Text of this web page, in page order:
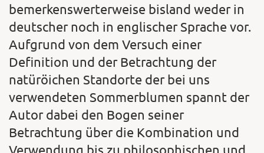
bemerkenswerterweise bisland weder in
deutscher noch in englischer Sprache vor.
Aufgrund von dem Versuch einer
Definition und der Betrachtung der
natüröichen Standorte der bei uns
verwendeten Sommerblumen spannt der
Autor dabei den Bogen seiner
Betrachtung über die Kombination und
Verwendung bis zu philosophischen und